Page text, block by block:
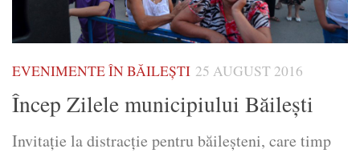
EVENIMENTE ÎN BĂILEȘTI 25 AUGUST 2016
Încep Zilele municipiului Băileşti
Invitaţie la distracţie pentru băileşteni, care timp